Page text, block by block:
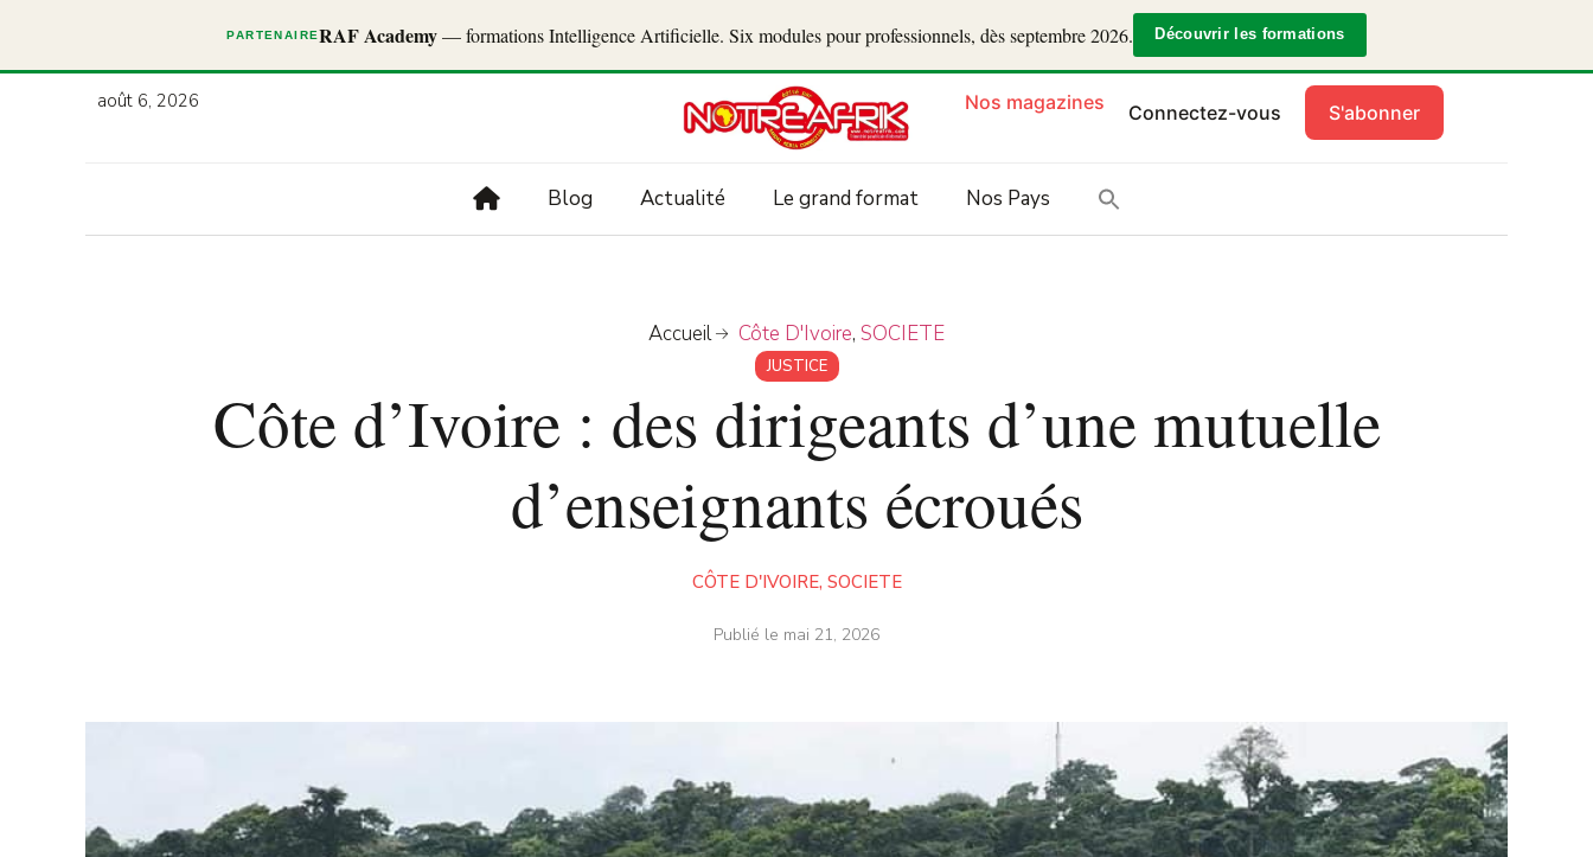
PARTENAIRERAF Academy— formations Intelligence Artificielle. Six modules pour professionnels, dès septembre 2026. Découvrir les formations
août 6, 2026 Nos magazines Connectez-vous S'abonner
Blog Actualité Le grand format Nos Pays
Accueil Côte D'Ivoire, SOCIETE
JUSTICE
Côte d’Ivoire : des dirigeants d’une mutuelle
d’enseignants écroués
CÔTE D'IVOIRE, SOCIETE
Publié le mai 21, 2026